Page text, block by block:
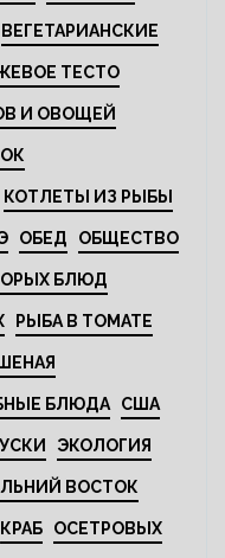
ВЕГЕТАРИАНСКИЕ
ТЕСТО
И ОВОЩЕЙ
КОТЛЕТЫ ИЗ РЫБЫ
ОБЕД ОБЩЕСТВО
БЛЮД
РЫБА В ТОМАТЕ
БЛЮДА США
ЭКОЛОГИЯ
ВОСТОК
КРАБ ОСЕТРОВЫХ